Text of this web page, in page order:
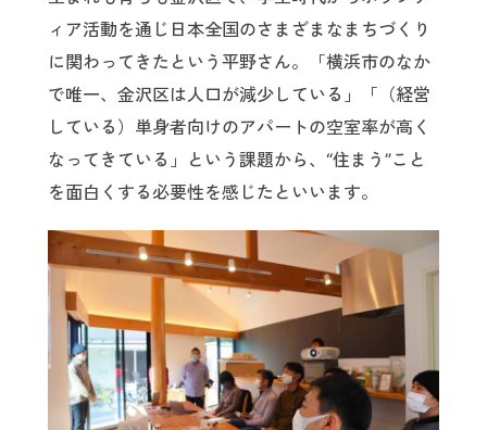
ィア活動を通じ日本全国のさまざまなまちづくり
に関わってきたという平野さん。「横浜市のなか
で唯一、金沢区は人口が減少している」「（経営
している）単身者向けのアパートの空室率が高く
なってきている」という課題から、“住まう”こと
を面白くする必要性を感じたといいます。